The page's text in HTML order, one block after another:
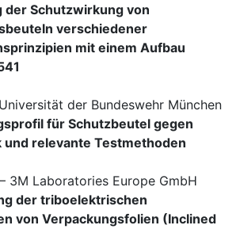
der Schutzwirkung von
verschiedener
mit einem Aufbau
der Bundeswehr München
für Schutzbeutel gegen
und relevante Testmethoden
3M Laboratories Europe GmbH
der triboelektrischen
von Verpackungsfolien (Inclined